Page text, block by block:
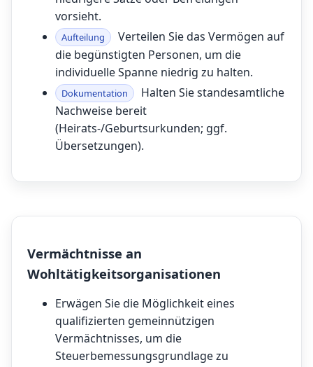
vorsieht.
Aufteilung
Verteilen Sie das Vermögen auf
die begünstigten Personen, um die
individuelle Spanne niedrig zu halten.
Dokumentation
Halten Sie standesamtliche
Nachweise bereit
(Heirats-/Geburtsurkunden; ggf.
Übersetzungen).
Vermächtnisse an
Wohltätigkeitsorganisationen
Erwägen Sie die Möglichkeit eines
qualifizierten gemeinnützigen
Vermächtnisses, um die
Steuerbemessungsgrundlage zu